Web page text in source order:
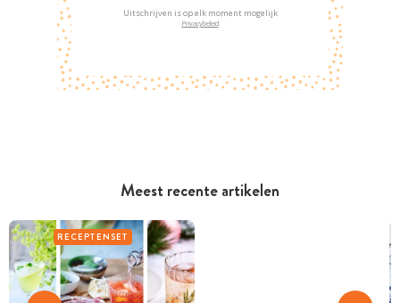
Meest recente artikelen
RECEPTENSET
Uitschrijven is op elk moment mogelijk
Privacybeleid